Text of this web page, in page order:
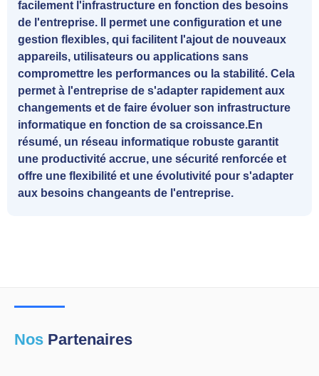
facilement l'infrastructure en fonction des besoins
de l'entreprise. Il permet une configuration et une
gestion flexibles, qui facilitent l'ajout de nouveaux
appareils, utilisateurs ou applications sans
compromettre les performances ou la stabilité. Cela
permet à l'entreprise de s'adapter rapidement aux
changements et de faire évoluer son infrastructure
informatique en fonction de sa croissance.En
résumé, un réseau informatique robuste garantit
une productivité accrue, une sécurité renforcée et
offre une flexibilité et une évolutivité pour s'adapter
aux besoins changeants de l'entreprise.
Nos Partenaires